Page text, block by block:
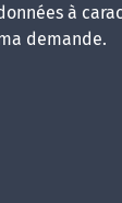
à
demande.